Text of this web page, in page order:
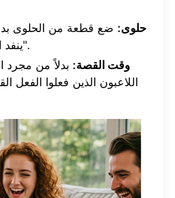
حلوى: ضع قطعة من الحلوى
ينفد الحلوى يكون "خارجًا".
وقت القصة: بدلاً من مجرد
اللاعبون الذين فعلوا الفعل